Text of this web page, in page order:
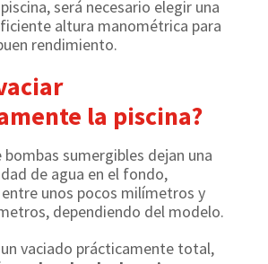
será necesario elegir una
altura manométrica para
rendimiento.
la piscina?
bombas sumergibles dejan una
de agua en el fondo,
unos pocos milímetros y
dependiendo del modelo.
vaciado prácticamente total,